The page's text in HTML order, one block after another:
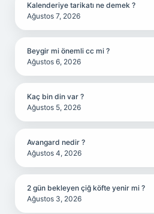
Kalenderiye tarikatı ne demek ?
Ağustos 7, 2026
Beygir mi önemli cc mi ?
Ağustos 6, 2026
Kaç bin din var ?
Ağustos 5, 2026
Avangard nedir ?
Ağustos 4, 2026
2 gün bekleyen çiğ köfte yenir mi ?
Ağustos 3, 2026